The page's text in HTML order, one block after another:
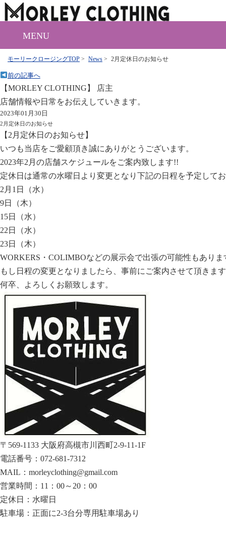
MENU
モーリークロージングTOP > News > 2月定休日のお知らせ
前の記事へ
【MORLEY CLOTHING】 店主
店舗情報や日常をお伝えしていきます。
2023年01月30日
2月定休日のお知らせ
【2月定休日のお知らせ】
いつも当店をご愛顧頂き誠にありがとうございます。
2023年2月の店舗スケジュールをご案内致します!!
定休日は通常の水曜日より変更となり下記の日程を予定して
2月1日（水）
9日（木）
15日（水）
22日（水）
23日（木）
WORKERS・COLIMBOなどの展示会で出張の可能性もありま
もし日程の変更となりましたら、事前にご案内させて頂きま
何卒、よろしくお願致します。
〒569-1133 大阪府高槻市川西町2-9-11-1F
電話番号：072-681-7312
MAIL：morleyclothing@gmail.com
営業時間：11：00～20：00
定休日：水曜日
駐車場：正面に2-3台分専用駐車場あり